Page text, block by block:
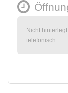
Nicht
telefonisch.